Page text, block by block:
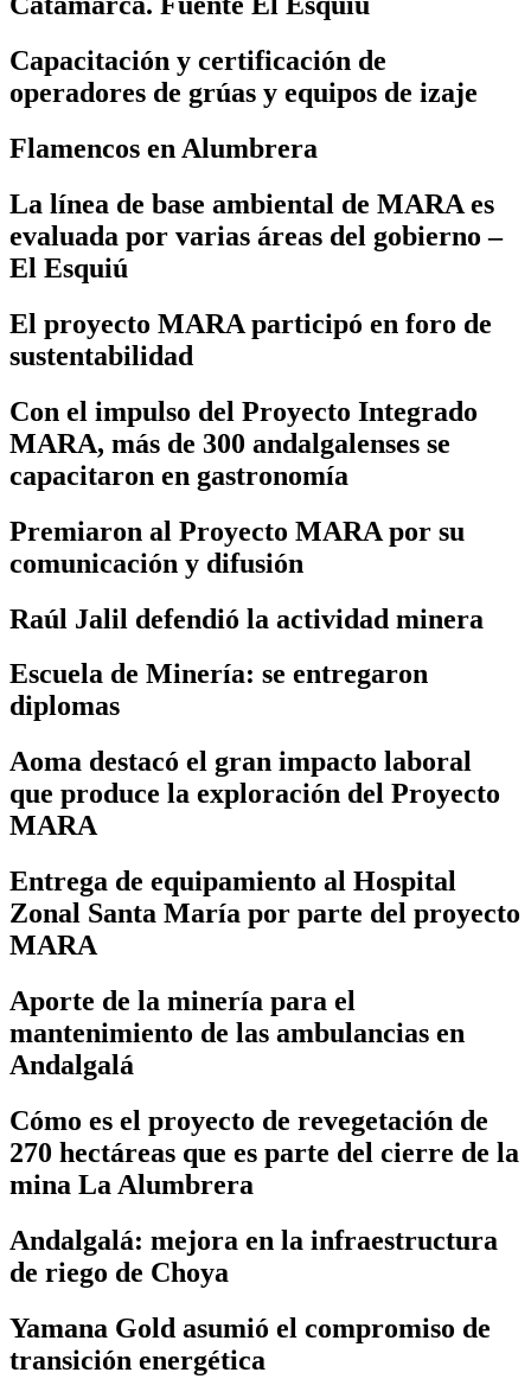
Capacitación y certificación de
operadores de grúas y equipos de izaje
Flamencos en Alumbrera
La línea de base ambiental de MARA es
evaluada por varias áreas del gobierno –
El Esquiú
El proyecto MARA participó en foro de
sustentabilidad
Con el impulso del Proyecto Integrado
MARA, más de 300 andalgalenses se
capacitaron en gastronomía
Premiaron al Proyecto MARA por su
comunicación y difusión
Raúl Jalil defendió la actividad minera
Escuela de Minería: se entregaron
diplomas
Aoma destacó el gran impacto laboral
que produce la exploración del Proyecto
MARA
Entrega de equipamiento al Hospital
Zonal Santa María por parte del proyecto
MARA
Aporte de la minería para el
mantenimiento de las ambulancias en
Andalgalá
Cómo es el proyecto de revegetación de
270 hectáreas que es parte del cierre de la
mina La Alumbrera
Andalgalá: mejora en la infraestructura
de riego de Choya
Yamana Gold asumió el compromiso de
transición energética